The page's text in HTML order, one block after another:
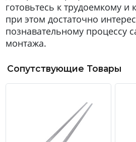
готовьтесь к трудоемкому и
при этом достаточно
познавательному процессу
монтажа.
Сопутствующие Товары